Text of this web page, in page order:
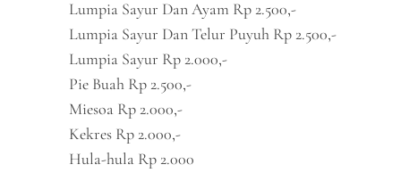
Lumpia Sayur Dan Ayam Rp 2.500,-
Lumpia Sayur Dan Telur Puyuh Rp 2.500,-
Lumpia Sayur Rp 2.000,-
Pie Buah Rp 2.500,-
Miesoa Rp 2.000,-
Kekres Rp 2.000,-
Hula-hula Rp 2.000